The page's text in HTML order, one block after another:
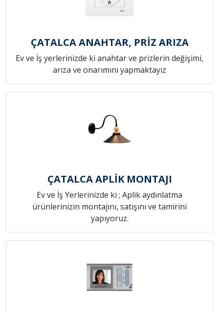
ÇATALCA ANAHTAR, PRİZ ARIZA
Ev ve İş yerlerinizde ki anahtar ve prizlerin değişimi,
arıza ve onarımını yapmaktayız
ÇATALCA APLİK MONTAJI
Ev ve İş Yerlerinizde ki ; Aplik aydınlatma
ürünlerinizin montajını, satışını ve tamirini
yapıyoruz.